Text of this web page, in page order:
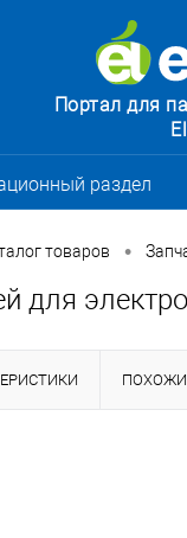
Портал для
раздел
товаров •
для